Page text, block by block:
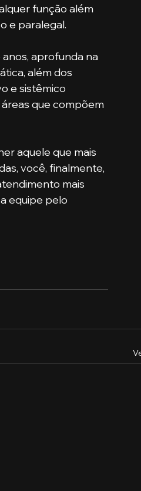
função além
e paralegal.
aprofunda na
além dos
e sistêmico
que compõem
você, finalmente,
mais
equipe pelo